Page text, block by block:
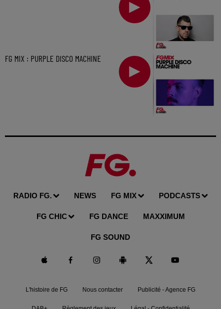
FG MIX : PURPLE DISCO MACHINE
RADIO FG. NEWS FG MIX PODCASTS
FG CHIC FG DANCE MAXXIMUM
FG SOUND
L'histoire de FG Nous contacter Publicité - Agence FG